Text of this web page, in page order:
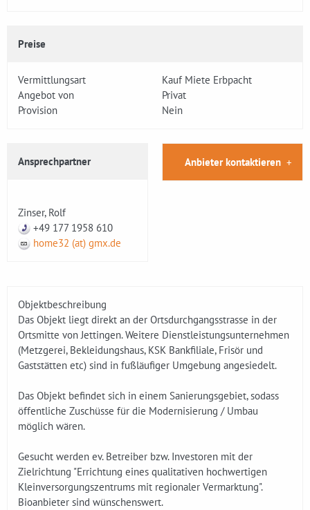
Preise
Vermittlungsart
Kauf Miete Erbpacht
Angebot von
Privat
Provision
Nein
Ansprechpartner
Zinser, Rolf
+49 177 1958 610
home32 (at) gmx.de
Anbieter kontaktieren
Objektbeschreibung
Das Objekt liegt direkt an der Ortsdurchgangsstrasse in der
Ortsmitte von Jettingen. Weitere Dienstleistungsunternehmen
(Metzgerei, Bekleidungshaus, KSK Bankfiliale, Frisör und
Gaststätten etc) sind in fußläufiger Umgebung angesiedelt.
Das Objekt befindet sich in einem Sanierungsgebiet, sodass
öffentliche Zuschüsse für die Modernisierung / Umbau
möglich wären.
Gesucht werden ev. Betreiber bzw. Investoren mit der
Zielrichtung "Errichtung eines qualitativen hochwertigen
Kleinversorgungszentrums mit regionaler Vermarktung".
Bioanbieter sind wünschenswert.